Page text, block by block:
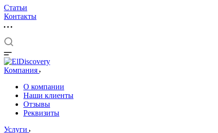
Статьи
Контакты
Компания
О компании
Наши клиенты
Отзывы
Реквизиты
Услуги